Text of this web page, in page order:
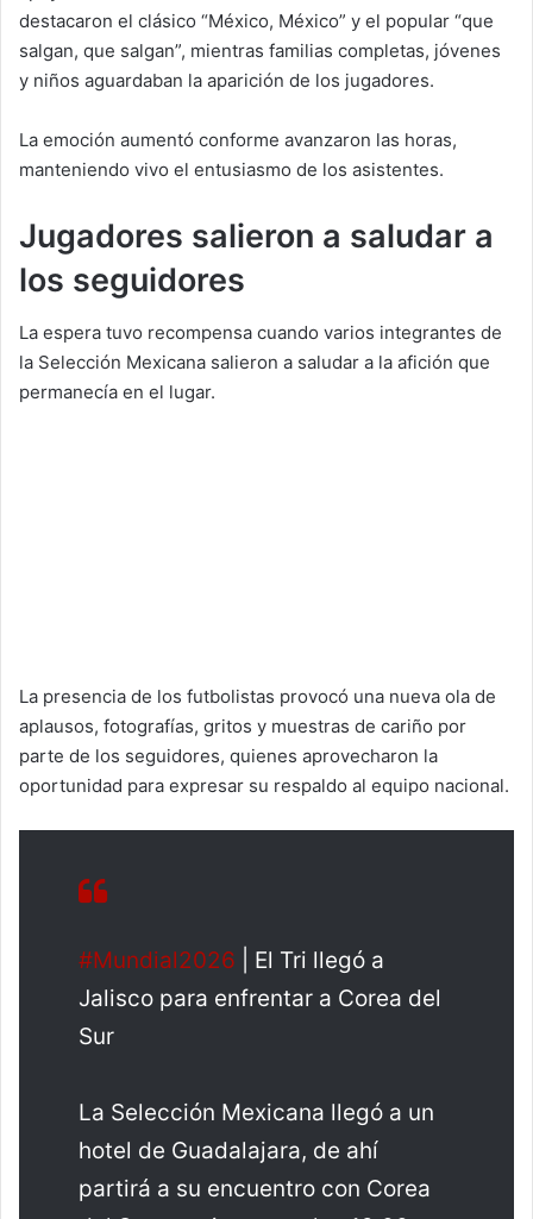
destacaron el clásico “México, México” y el popular “que
salgan, que salgan”, mientras familias completas, jóvenes
y niños aguardaban la aparición de los jugadores.
La emoción aumentó conforme avanzaron las horas,
manteniendo vivo el entusiasmo de los asistentes.
Jugadores salieron a saludar a
los seguidores
La espera tuvo recompensa cuando varios integrantes de
la Selección Mexicana salieron a saludar a la afición que
permanecía en el lugar.
La presencia de los futbolistas provocó una nueva ola de
aplausos, fotografías, gritos y muestras de cariño por
parte de los seguidores, quienes aprovecharon la
oportunidad para expresar su respaldo al equipo nacional.
#Mundial2026 | El Tri llegó a
Jalisco para enfrentar a Corea del
Sur
La Selección Mexicana llegó a un
hotel de Guadalajara, de ahí
partirá a su encuentro con Corea